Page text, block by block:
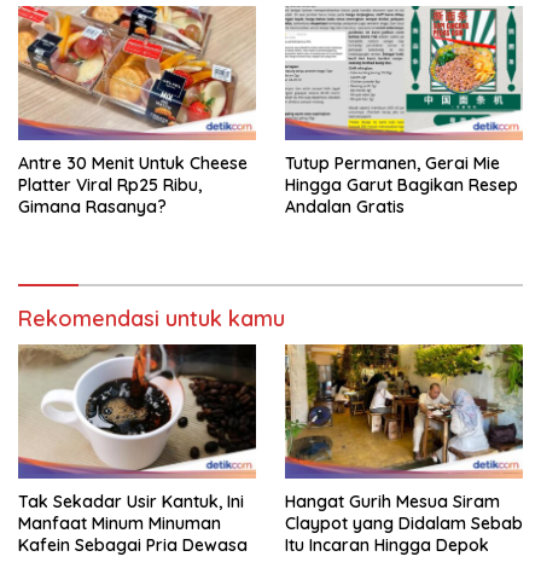
Antre 30 Menit Untuk Cheese
Platter Viral Rp25 Ribu,
Gimana Rasanya?
Tutup Permanen, Gerai Mie
Hingga Garut Bagikan Resep
Andalan Gratis
Rekomendasi untuk kamu
Tak Sekadar Usir Kantuk, Ini
Manfaat Minum Minuman
Kafein Sebagai Pria Dewasa
Hangat Gurih Mesua Siram
Claypot yang Didalam Sebab
Itu Incaran Hingga Depok